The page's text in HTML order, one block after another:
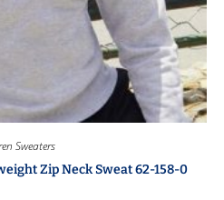
Sweaters
Zip Neck Sweat 62-158-0